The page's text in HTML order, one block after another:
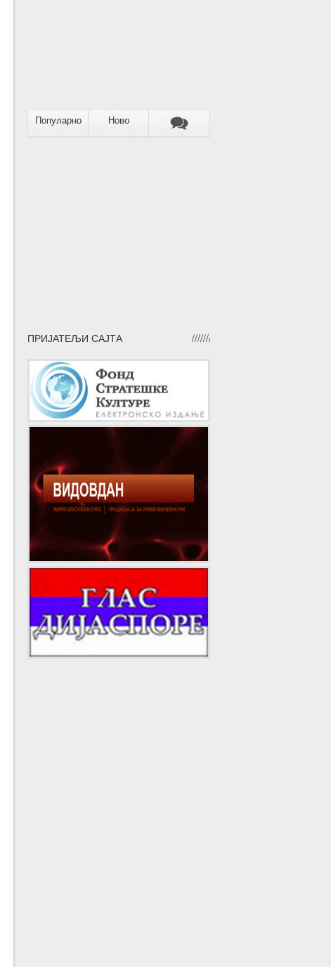
Популарно Ново
ПРИЈАТЕЉИ САЈТА